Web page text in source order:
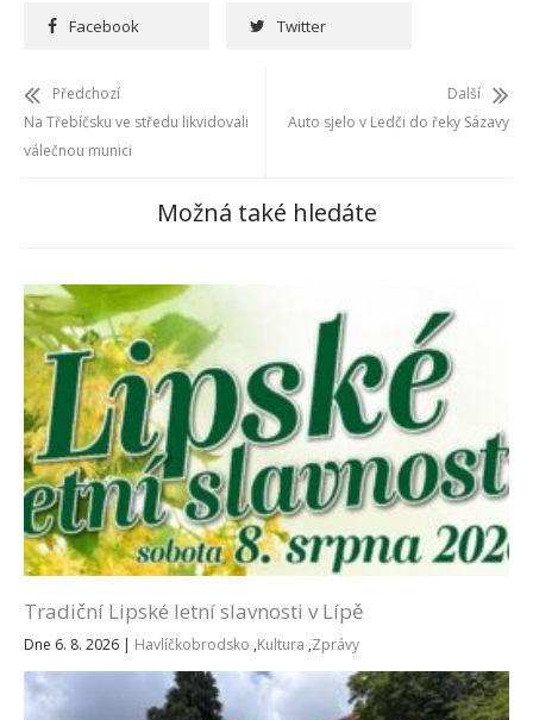
Facebook Twitter
Předchozí
Na Třebíčsku ve středu likvidovali
válečnou munici
Další
Auto sjelo v Ledči do řeky Sázavy
Možná také hledáte
Tradiční Lipské letní slavnosti v Lípě
Dne 6. 8. 2026 | Havlíčkobrodsko ,Kultura ,Zprávy